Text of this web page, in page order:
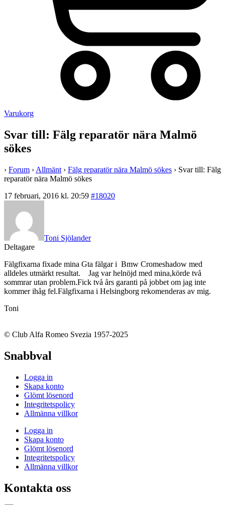
Varukorg
Svar till: Fälg reparatör nära Malmö
sökes
› Forum › Allmänt › Fälg reparatör nära Malmö sökes › Svar till: Fälg
reparatör nära Malmö sökes
17 februari, 2016 kl. 20:59 #18020
Toni Sjölander
Deltagare
Fälgfixarna fixade mina Gta fälgar i Bmw Cromeshadow med
alldeles utmärkt resultat. Jag var helnöjd med mina,körde två
sommrar utan problem.Fick två års garanti på jobbet om jag inte
kommer ihåg fel.Fälgfixarna i Helsingborg rekomenderas av mig.
Toni
© Club Alfa Romeo Svezia 1957-2025
Snabbval
Logga in
Skapa konto
Glömt lösenord
Integritetspolicy
Allmänna villkor
Logga in
Skapa konto
Glömt lösenord
Integritetspolicy
Allmänna villkor
Kontakta oss